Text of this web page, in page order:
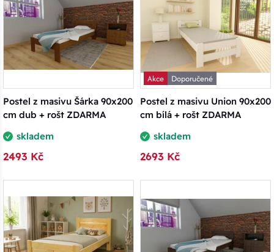
Postel z masivu Šárka 90x200
cm dub + rošt ZDARMA
skladem
2493 Kč
Akce
Doporučené
Postel z masivu Union 90x200
cm bílá + rošt ZDARMA
skladem
2693 Kč